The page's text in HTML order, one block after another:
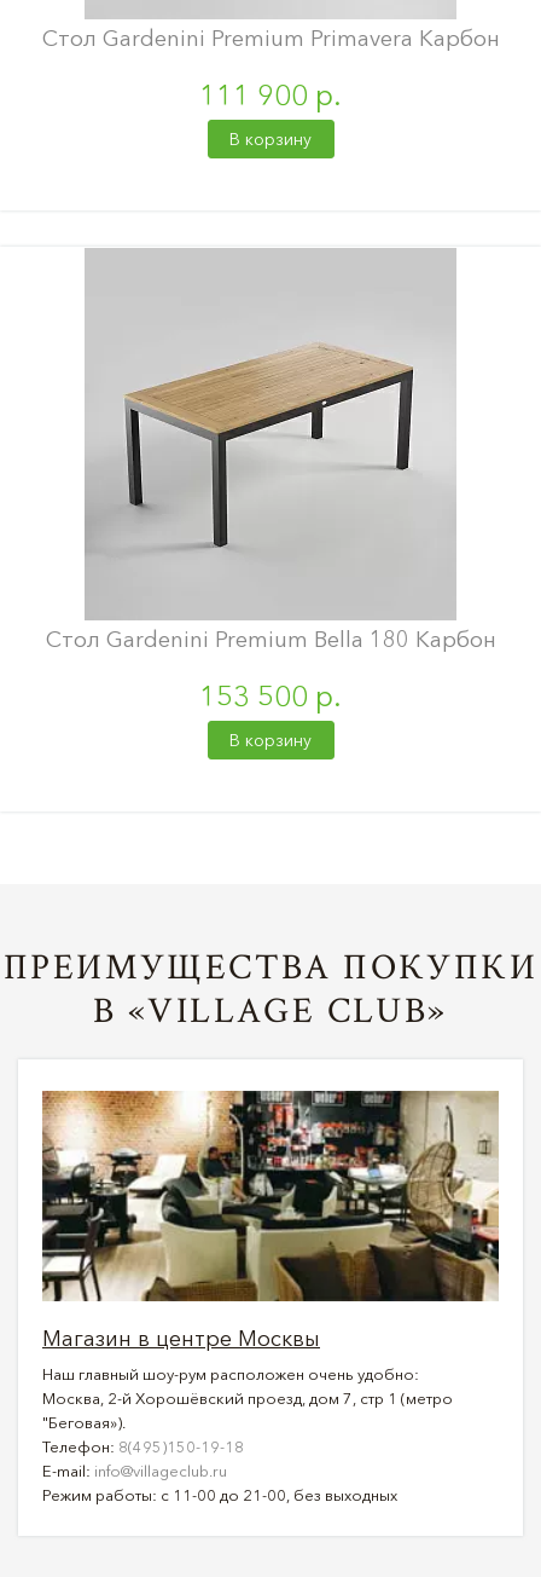
Стол Gardenini Premium Primavera Карбон
111 900 р.
В корзину
Стол Gardenini Premium Bella 180 Карбон
153 500 р.
В корзину
ПРЕИМУЩЕСТВА ПОКУПКИ
В «VILLAGE CLUB»
Магазин в центре Москвы
Наш главный шоу-рум расположен очень удобно:
Москва, 2-й Хорошёвский проезд, дом 7, стр 1 (метро
"Беговая»).
Телефон: 8(495)150-19-18
E-mail: info@villageclub.ru
Режим работы: с 11-00 до 21-00, без выходных